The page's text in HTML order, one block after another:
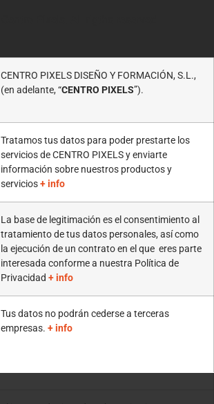
CENTRO PIXELS DISEÑO Y FORMACIÓN, S.L.,
(en adelante, “CENTRO PIXELS”).
Tratamos tus datos para poder prestarte los
servicios de CENTRO PIXELS y enviarte
información sobre nuestros productos y
servicios+ info
La base de legitimación es el consentimiento al
tratamiento de tus datos personales, así como
la ejecución de un contrato en el que eres parte
interesada conforme a nuestra Política de
Privacidad + info
Tus datos no podrán cederse a terceras
empresas. + info